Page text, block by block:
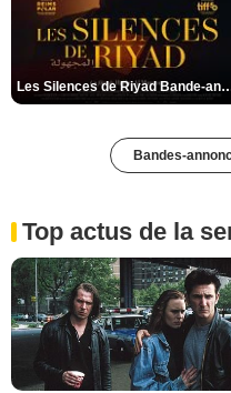
Les Silences de Riyad
Bandes-
Top actus de la